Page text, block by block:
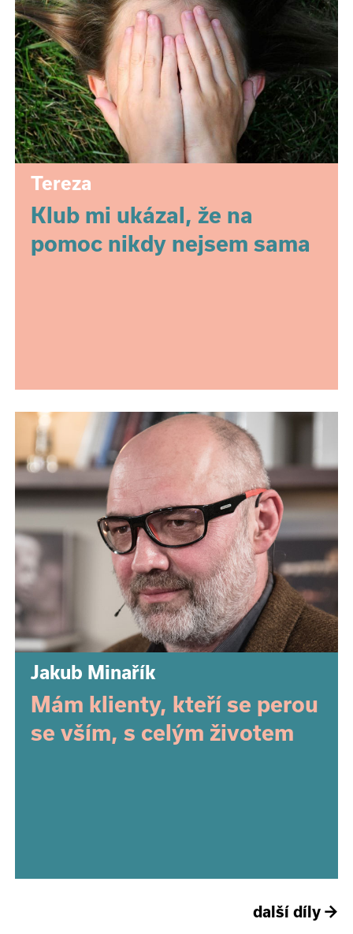
Tereza
Klub mi ukázal, že na
pomoc nikdy nejsem sama
Jakub Minařík
Mám klienty, kteří se perou
se vším, s celým životem
další díly →